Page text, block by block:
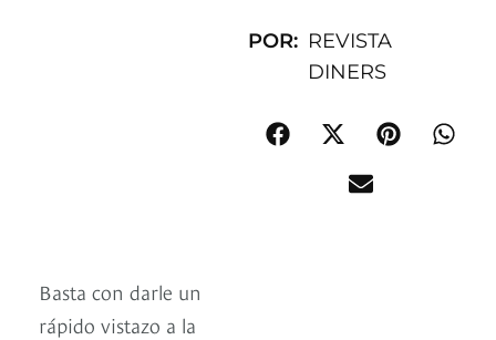
POR: REVISTA
DINERS
Basta con darle un
rápido vistazo a la